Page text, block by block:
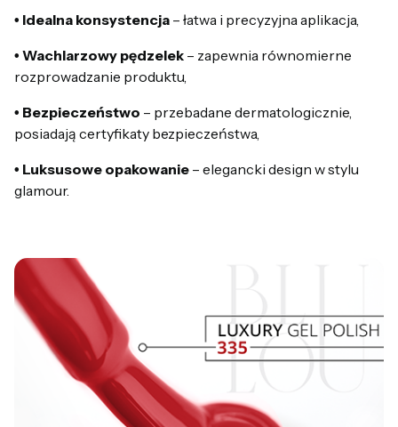
• Idealna konsystencja – łatwa i precyzyjna aplikacja,
• Wachlarzowy pędzelek – zapewnia równomierne
rozprowadzanie produktu,
• Bezpieczeństwo – przebadane dermatologicznie,
posiadają certyfikaty bezpieczeństwa,
• Luksusowe opakowanie – elegancki design w stylu
glamour.